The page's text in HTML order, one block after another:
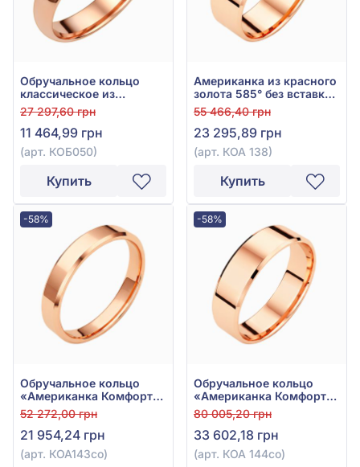
Обручальное кольцо
классическое из
красного золота 585°,
без вставки, арт. КОБ050
27 297,60 грн
11 464,99 грн
(арт. КОБ050)
Купить
Американка из красного
золота 585° без вставки,
арт. КОА 138
55 466,40 грн
23 295,89 грн
(арт. КОА 138)
Купить
-58%
Обручальное кольцо
«Американка Комфорт»
из красного золота 585°
без вставки, арт. КОА
143со
52 272,00 грн
21 954,24 грн
(арт. КОА143со)
-58%
Обручальное кольцо
«Американка Комфорт»
из красного золота 585°
без вставки, арт. КОА
144со
80 005,20 грн
33 602,18 грн
(арт. КОА 144со)